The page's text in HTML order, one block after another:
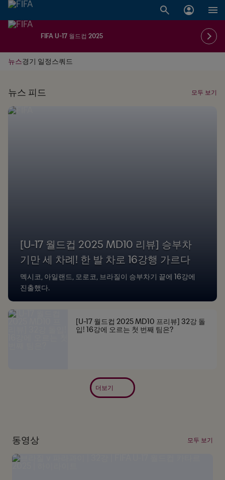
FIFA U-17 월드컵 2025
뉴스경기 일정스쿼드
뉴스 피드 모두 보기
[U-17 월드컵 2025 MD10 리뷰] 승부차
기만 세 차례! 한 발 차로 16강행 가르다
멕시코, 아일랜드, 모로코, 브라질이 승부차기 끝에 16강에
진출했다.
[U-17 월드컵 2025 MD10 프리뷰] 32강 돌
입! 16강에 오르는 첫 번째 팀은?
더보기
동영상 모두 보기